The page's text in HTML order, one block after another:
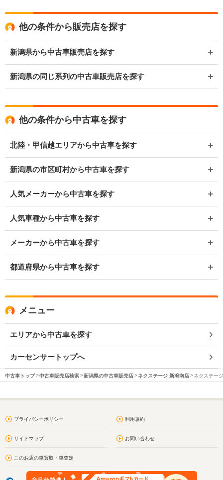
他の条件から販売店を探す
新潟県から中古車販売店を探す
新潟県の同じ系列の中古車販売店を探す
他の条件から中古車を探す
北陸・甲信越エリアから中古車を探す
新潟県の市区町村から中古車を探す
人気メーカーから中古車を探す
人気車種から中古車を探す
メーカーから中古車を探す
都道府県から中古車を探す
メニュー
エリアから中古車を探す
カーセンサートップへ
中古車トップ 中古車販売店検索 新潟県の中古車販売店 ネクステージ 新潟南店 ネクステー
プライバシーポリシー 利用規約
サイトマップ お問い合わせ
このお店の車買取・車査定